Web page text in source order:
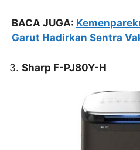
BACA JUGA:
Garut Hadirkan Sentra
Sharp F-PJ80Y-H